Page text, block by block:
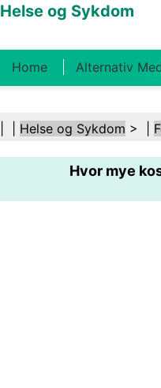
Helse og Sykdom
Home Alternativ
Kosthold Og Ernæring
Helsebransjen
Sikkerhet Kirurgi Og
Helse og Sykdom > |
Hvor mye